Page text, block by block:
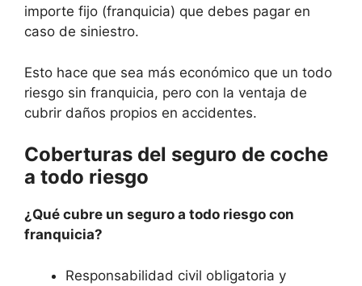
importe fijo (franquicia) que debes pagar en
caso de siniestro.
Esto hace que sea más económico que un todo
riesgo sin franquicia, pero con la ventaja de
cubrir daños propios en accidentes.
Coberturas del seguro de coche
a todo riesgo
¿Qué cubre un seguro a todo riesgo con
franquicia?
Responsabilidad civil obligatoria y